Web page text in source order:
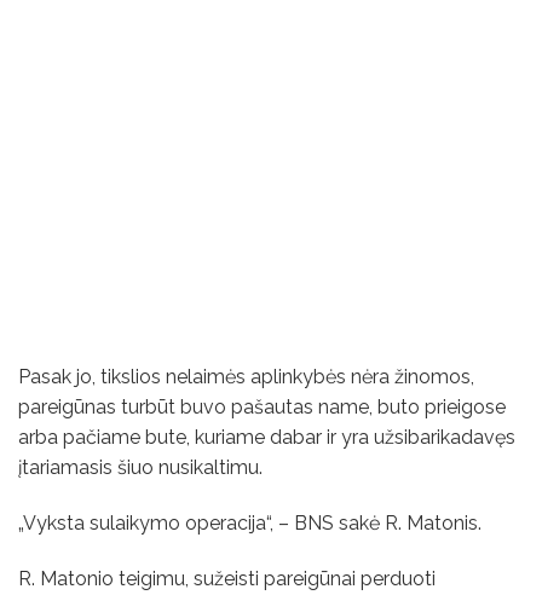
Pasak jo, tikslios nelaimės aplinkybės nėra žinomos,
pareigūnas turbūt buvo pašautas name, buto prieigose
arba pačiame bute, kuriame dabar ir yra užsibarikadavęs
įtariamasis šiuo nusikaltimu.
„Vyksta sulaikymo operacija“, – BNS sakė R. Matonis.
R. Matonio teigimu, sužeisti pareigūnai perduoti